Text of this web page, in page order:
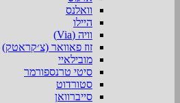
וואלנס
היילו
וויה (Via)
זוז פאוואר (צ׳קראטק)
מובילאיי
סיטי טרנספורמר
סטורדוט
סייברוואן